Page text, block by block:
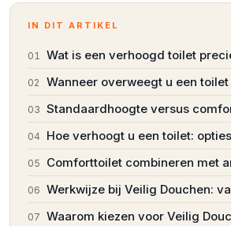
IN DIT ARTIKEL
01 Wat is een verhoogd toilet
02 Wanneer overweegt u een
03 Standaardhoogte versus
04 Hoe verhoogt u een toilet:
05 Comforttoilet combineren met
06 Werkwijze bij Veilig Douchen:
07 Waarom kiezen voor Veilig